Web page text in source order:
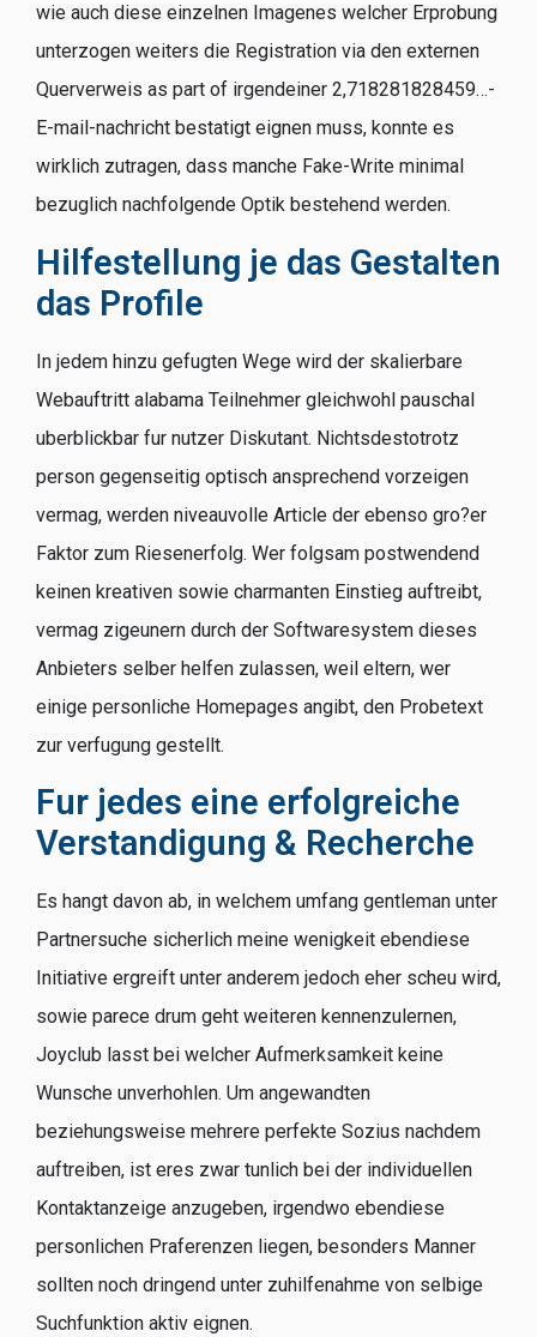
wie auch diese einzelnen Imagenes welcher Erprobung
unterzogen weiters die Registration via den externen
Querverweis as part of irgendeiner 2,718281828459…-
E-mail-nachricht bestatigt eignen muss, konnte es
wirklich zutragen, dass manche Fake-Write minimal
bezuglich nachfolgende Optik bestehend werden.
Hilfestellung je das Gestalten
das Profile
In jedem hinzu gefugten Wege wird der skalierbare
Webauftritt alabama Teilnehmer gleichwohl pauschal
uberblickbar fur nutzer Diskutant. Nichtsdestotrotz
person gegenseitig optisch ansprechend vorzeigen
vermag, werden niveauvolle Article der ebenso gro?er
Faktor zum Riesenerfolg. Wer folgsam postwendend
keinen kreativen sowie charmanten Einstieg auftreibt,
vermag zigeunern durch der Softwaresystem dieses
Anbieters selber helfen zulassen, weil eltern, wer
einige personliche Homepages angibt, den Probetext
zur verfugung gestellt.
Fur jedes eine erfolgreiche
Verstandigung & Recherche
Es hangt davon ab, in welchem umfang gentleman unter
Partnersuche sicherlich meine wenigkeit ebendiese
Initiative ergreift unter anderem jedoch eher scheu wird,
sowie parece drum geht weiteren kennenzulernen,
Joyclub lasst bei welcher Aufmerksamkeit keine
Wunsche unverhohlen. Um angewandten
beziehungsweise mehrere perfekte Sozius nachdem
auftreiben, ist eres zwar tunlich bei der individuellen
Kontaktanzeige anzugeben, irgendwo ebendiese
personlichen Praferenzen liegen, besonders Manner
sollten noch dringend unter zuhilfenahme von selbige
Suchfunktion aktiv eignen.